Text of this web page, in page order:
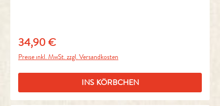
Regulärer Preis:
34,90 €
Preise inkl. MwSt. zzgl. Versandkosten
INS KÖRBCHEN